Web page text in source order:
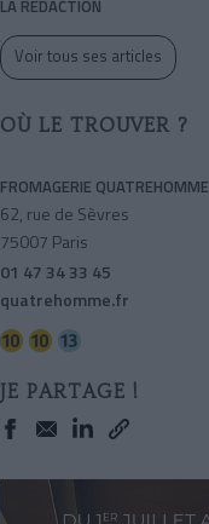
LA RÉDACTION
Voir tous ses articles
OÙ LE TROUVER ?
FROMAGERIE QUATREHOMME
62, rue de Sèvres
75007 Paris
01 47 34 33 45
quatrehomme.fr
JE PARTAGE !